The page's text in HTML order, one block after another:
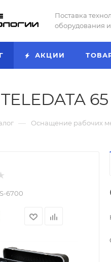
Поставка
оборудования
АКЦИИ
— Оснащение рабочих
6700